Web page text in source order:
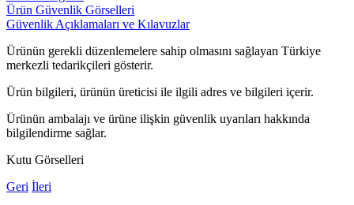
Ürün Güvenlik Görselleri
Güvenlik Açıklamaları ve Kılavuzlar
Ürünün gerekli düzenlemelere sahip olmasını sağlayan Türkiye
merkezli tedarikçileri gösterir.
Ürün bilgileri, ürünün üreticisi ile ilgili adres ve bilgileri içerir.
Ürünün ambalajı ve ürüne ilişkin güvenlik uyarıları hakkında
bilgilendirme sağlar.
Kutu Görselleri
Geri İleri